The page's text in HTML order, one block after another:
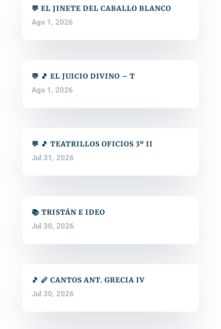
💬 EL JINETE DEL CABALLO BLANCO
Ago 1, 2026
💬 🎵 EL JUICIO DIVINO – T
Ago 1, 2026
💬 🎵 TEATRILLOS OFICIOS 3º II
Jul 31, 2026
📚 TRISTÁN E IDEO
Jul 30, 2026
🎵 🪈 CANTOS ANT. GRECIA IV
Jul 30, 2026